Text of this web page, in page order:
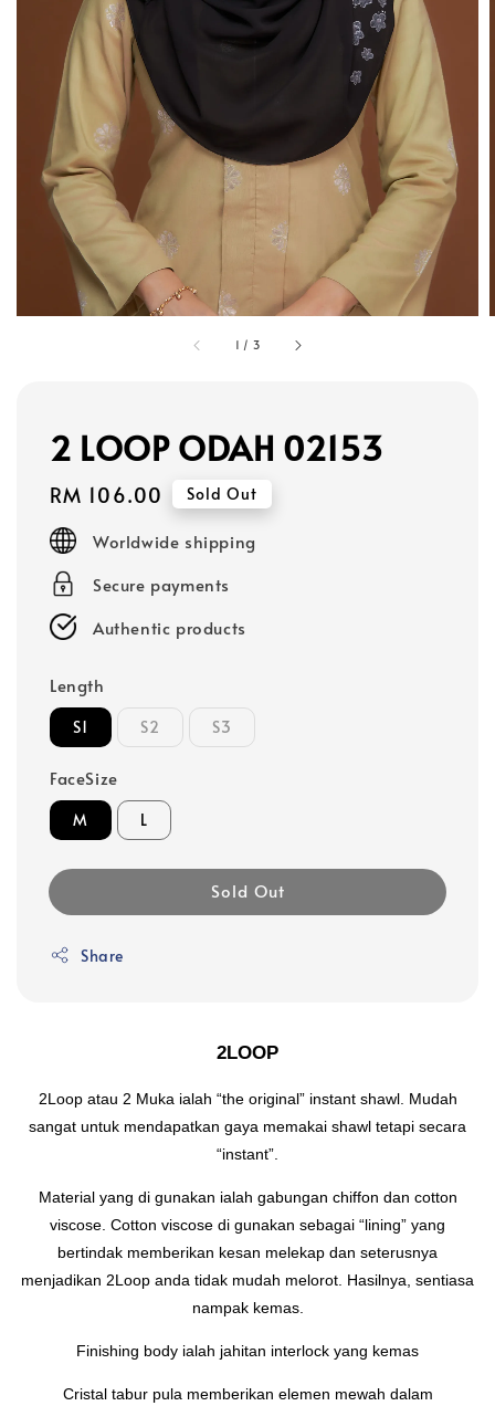
1 / 3
2 LOOP ODAH 02153
Regular
price
RM 106.00 Sold Out
Worldwide shipping
Secure payments
Authentic products
Length
S1 S2 S3
FaceSize
M L
Sold Out
Share
2LOOP
2Loop atau 2 Muka ialah “the original” instant shawl. Mudah
sangat untuk mendapatkan gaya memakai shawl tetapi secara
“instant”.
Material yang di gunakan ialah gabungan chiffon dan cotton
viscose. Cotton viscose di gunakan sebagai “lining” yang
bertindak memberikan kesan melekap dan seterusnya
menjadikan 2Loop anda tidak mudah melorot. Hasilnya, sentiasa
nampak kemas.
Finishing body ialah jahitan interlock yang kemas
Cristal tabur pula memberikan elemen mewah dalam